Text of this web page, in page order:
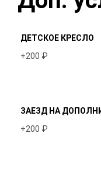
ДЕТСКОЕ КРЕСЛО
+200 ₽
ЗАЕЗД НА
+200 ₽